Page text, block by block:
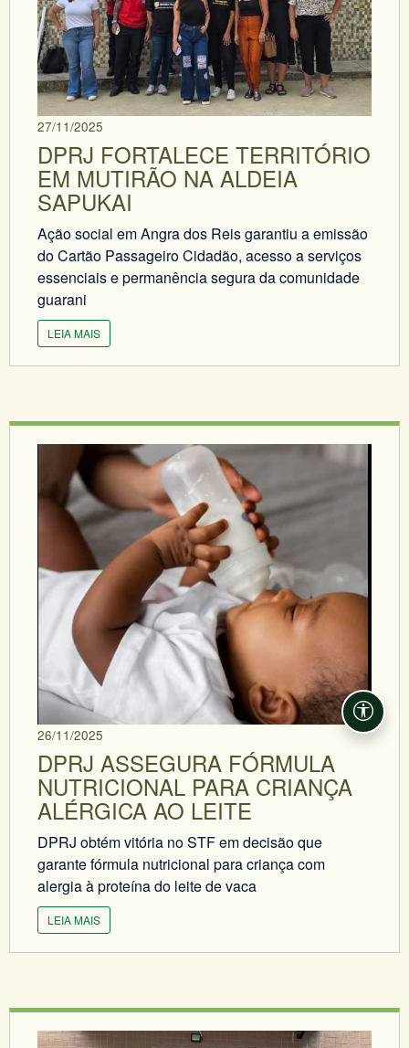
27/11/2025
DPRJ FORTALECE TERRITÓRIO
EM MUTIRÃO NA ALDEIA
SAPUKAI
Ação social em Angra dos Reis garantiu a emissão
do Cartão Passageiro Cidadão, acesso a serviços
essenciais e permanência segura da comunidade
guarani
LEIA MAIS
26/11/2025
DPRJ ASSEGURA FÓRMULA
NUTRICIONAL PARA CRIANÇA
ALÉRGICA AO LEITE
DPRJ obtém vitória no STF em decisão que
garante fórmula nutricional para criança com
alergia à proteína do leite de vaca
LEIA MAIS